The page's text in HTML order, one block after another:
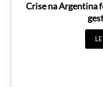
Crise na Argentina